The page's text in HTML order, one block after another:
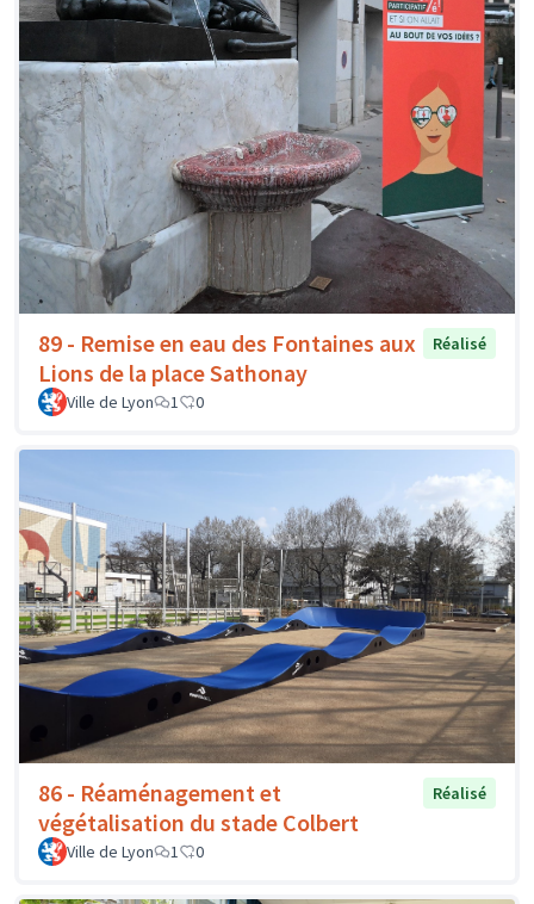
89 - Remise en eau des Fontaines aux
Lions de la place Sathonay
Réalisé
Ville de Lyon 1 0
86 - Réaménagement et
végétalisation du stade Colbert
Réalisé
Ville de Lyon 1 0